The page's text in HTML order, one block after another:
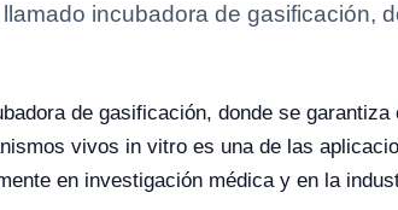
incubadora de gasificación,
de gasificación, donde se
vivos in vitro es una de las
en investigación médica y en la